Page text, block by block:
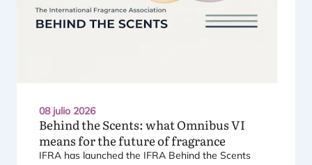
08 julio 2026
Behind the Scents: what OmnibusVI
means for the future of fragrance
IFRA has laun­ched the IFRA Behind the Scents